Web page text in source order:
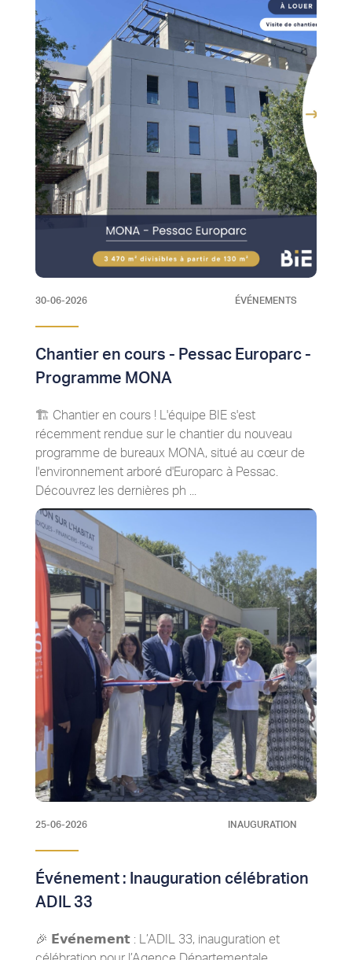
30-06-2026 ÉVÉNEMENTS
Chantier en cours - Pessac Europarc -
Programme MONA
🏗️ Chantier en cours ! L'équipe BIE s'est
récemment rendue sur le chantier du nouveau
programme de bureaux MONA, situé au cœur de
l'environnement arboré d'Europarc à Pessac.
Découvrez les dernières ph ...
25-06-2026 INAUGURATION
Événement : Inauguration célébration
ADIL 33
🎉 𝗘́𝘃𝗲́𝗻𝗲𝗺𝗲𝗻𝘁 : L’ADIL 33, inauguration et